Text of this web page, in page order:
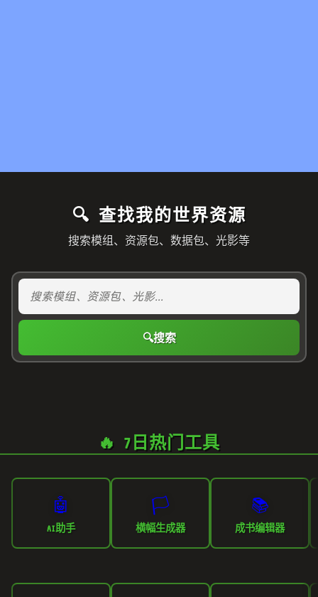
🔍 查找我的世界资源
搜索模组、资源包、数据包、光影等
🔍搜索
🔥 7日热门工具
🤖
AI助手
🏳️
横幅生成器
📚
成书编辑器